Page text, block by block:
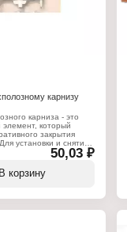
потолочный
карнизу
карниза - это
который
закрытия
установки и снятия
паз, закрываемый
50,03 ₽
В корзину